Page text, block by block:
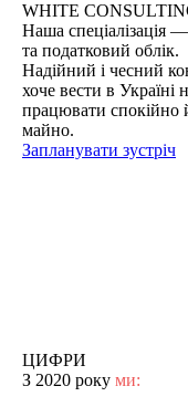
WHITE
Наша спеціалізація
та податковий облік.
Надійний і чесний
хоче вести в Україні
працювати спокійно
майно.
Запланувати зустріч
ЦИФРИ
З 2020 року ми: